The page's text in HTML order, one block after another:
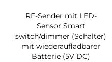
RF-Sender mit LED-
Sensor Smart
switch/dimmer (Schalter)
mit wiederaufladbarer
Batterie (5V DC)